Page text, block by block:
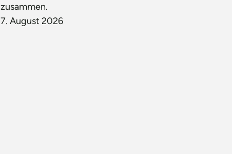
zusammen.
7. August 2026